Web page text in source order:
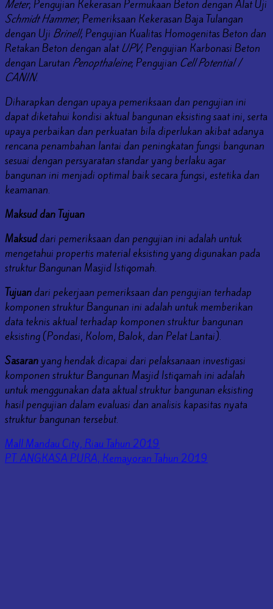
Meter; Pengujian Kekerasan Permukaan Beton dengan Alat Uji
Schmidt Hammer; Pemeriksaan Kekerasan Baja Tulangan
dengan Uji Brinell; Pengujian Kualitas Homogenitas Beton dan
Retakan Beton dengan alatUPV; Pengujian Karbonasi Beton
dengan Larutan Penopthaleine; Pengujian Cell Potential /
CANIN.
Diharapkan dengan upaya pemeriksaan dan pengujian ini
dapat diketahui kondisi aktual bangunan eksisting saat ini, serta
upaya perbaikan dan perkuatan bila diperlukan akibat adanya
rencana penambahan lantai dan peningkatan fungsi bangunan
sesuai dengan persyaratan standar yang berlaku agar
bangunan ini menjadi optimal baik secara fungsi, estetika dan
keamanan.
Maksud dan Tujuan
Maksuddari pemeriksaan dan pengujian ini adalah untuk
mengetahui propertis material eksisting yang digunakan pada
struktur Bangunan Masjid Istiqomah.
Tujuandari pekerjaan pemeriksaan dan pengujian terhadap
komponen struktur Bangunan ini adalah untuk memberikan
data teknis aktual terhadap komponen struktur bangunan
eksisting (Pondasi, Kolom, Balok, dan Pelat Lantai).
Sasaran yang hendak dicapai dari pelaksanaan investigasi
komponen struktur Bangunan Masjid Istiqamah ini adalah
untuk menggunakan data aktual struktur bangunan eksisting
hasil pengujian dalam evaluasi dan analisis kapasitas nyata
struktur bangunan tersebut.
Mall Mandau City, Riau Tahun 2019
PT. ANGKASA PURA, Kemayoran Tahun 2019